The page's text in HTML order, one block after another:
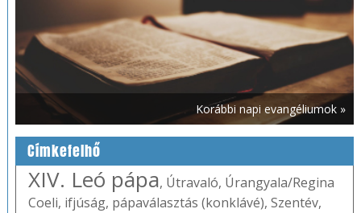
Korábbi napi evangéliumok »
Címkefelhő
XIV. Leó pápa, Útravaló, Úrangyala/Regina
Coeli, ifjúság, pápaválasztás (konklávé), Szentév,